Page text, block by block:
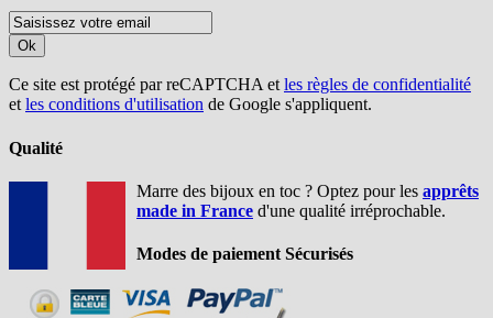
Ok
Ce site est protégé par reCAPTCHA etles règles de confidentialité
etles conditions d'utilisation de Google s'appliquent.
Qualité
Marre des bijoux en toc ? Optez pour les apprêts
made in France d'une qualité irréprochable.
Modes de paiement Sécurisés